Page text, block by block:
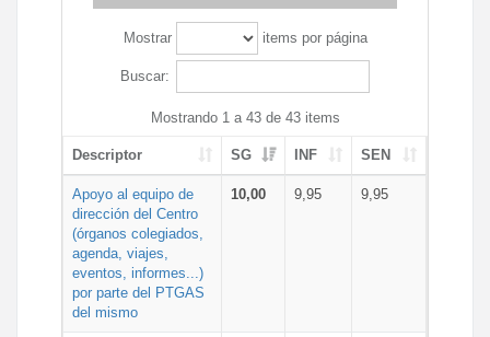
Mostrar items por página
Buscar:
Mostrando 1 a 43 de 43 items
Descriptor SG INF SEN
Apoyo al equipo de
dirección del Centro
(órganos colegiados,
agenda, viajes,
eventos, informes...)
por parte del PTGAS
del mismo
10,00 9,95 9,95